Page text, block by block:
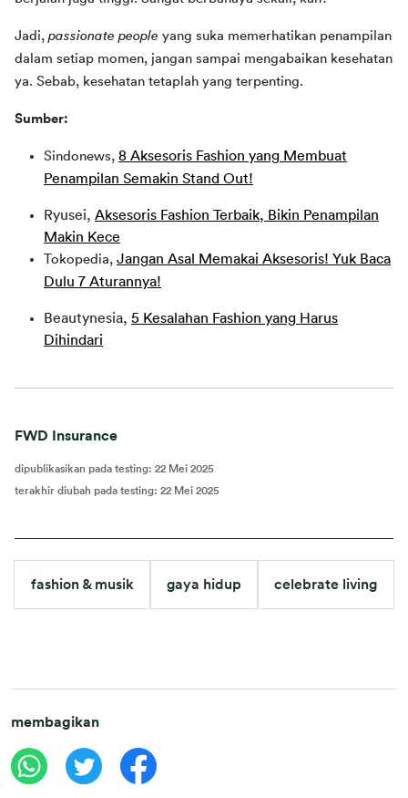
Jadi, passionate people yang suka memerhatikan penampilan
dalam setiap momen, jangan sampai mengabaikan kesehatan
ya. Sebab, kesehatan tetaplah yang terpenting.
Sumber:
Sindonews, 8 Aksesoris Fashion yang Membuat
Penampilan Semakin Stand Out!
Ryusei, Aksesoris Fashion Terbaik, Bikin Penampilan
Makin Kece
Tokopedia, Jangan Asal Memakai Aksesoris! Yuk Baca
Dulu 7 Aturannya!
Beautynesia, 5 Kesalahan Fashion yang Harus
Dihindari
FWD Insurance
dipublikasikan pada testing: 22 Mei 2025
terakhir diubah pada testing: 22 Mei 2025
fashion & musik gaya hidup celebrate living
membagikan